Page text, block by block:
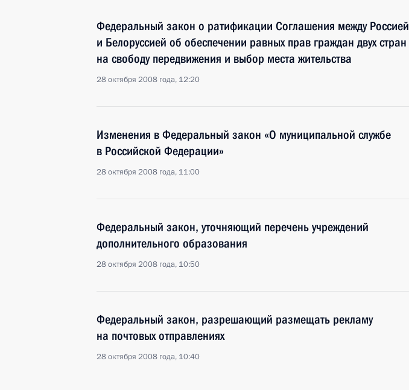
Федеральный закон о ратификации Соглашения между Россией
и Белоруссией об обеспечении равных прав граждан двух стран
на свободу передвижения и выбор места жительства
28 октября 2008 года, 12:20
Изменения в Федеральный закон «О муниципальной службе
в Российской Федерации»
28 октября 2008 года, 11:00
Федеральный закон, уточняющий перечень учреждений
дополнительного образования
28 октября 2008 года, 10:50
Федеральный закон, разрешающий размещать рекламу
на почтовых отправлениях
28 октября 2008 года, 10:40